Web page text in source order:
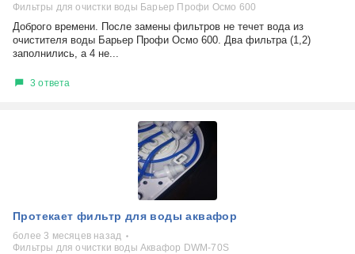
Фильтры для очистки воды Барьер Профи Осмо 600
Доброго времени. После замены фильтров не течет вода из
очистителя воды Барьер Профи Осмо 600. Два фильтра (1,2)
заполнились, а 4 не...
3 ответа
Протекает фильтр для воды аквафор
более 3 месяцев назад
Фильтры для очистки воды Аквафор DWM-70S